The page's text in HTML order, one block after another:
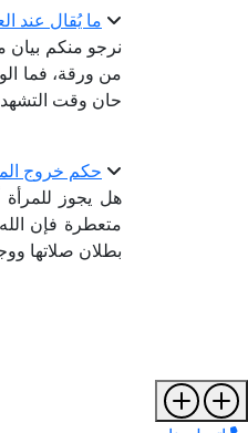
ما يُقال عند
نرجو منكم بيان
من ورقة، فما
حان وقت التشهد
حكم خروج
هل يجوز
متعطرة فإن
بطلان صلاتها